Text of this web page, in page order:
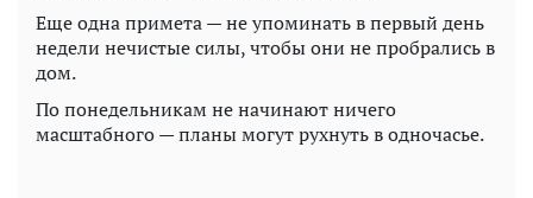
Еще одна примета — не упоминать в первый день
недели нечистые силы, чтобы они не пробрались в
дом.
По понедельникам не начинают ничего
масштабного — планы могут рухнуть в одночасье.